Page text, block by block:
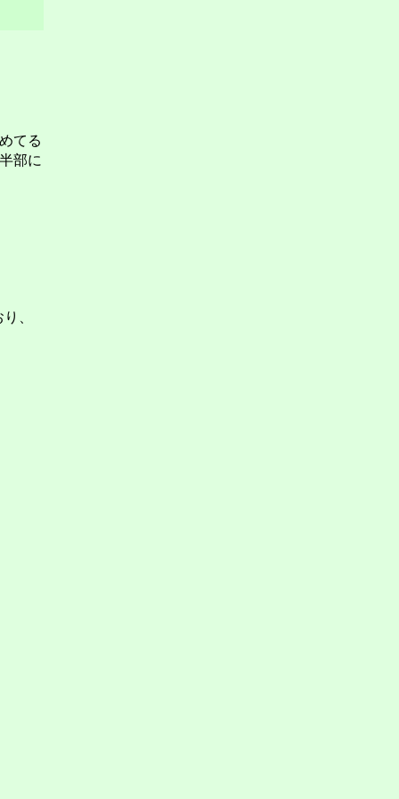
てる
部に
、